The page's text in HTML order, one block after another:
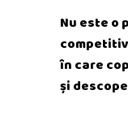
Nu este o
în care
și